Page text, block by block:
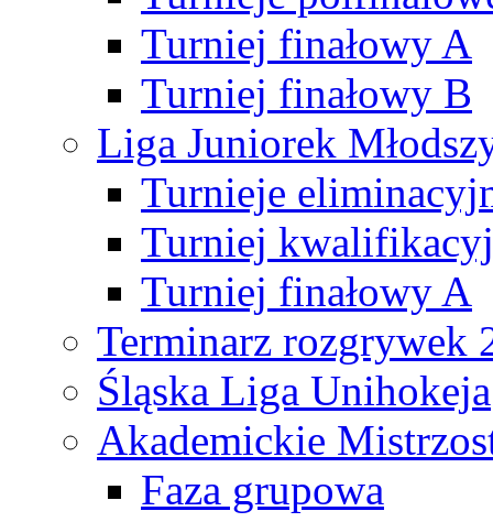
Turniej finałowy A
Turniej finałowy B
Liga Juniorek
Turnieje
Turniej
Turniej finałowy A
Terminarz rozgrywek
Śląska Liga Unihokeja
Akademickie
Faza grupowa